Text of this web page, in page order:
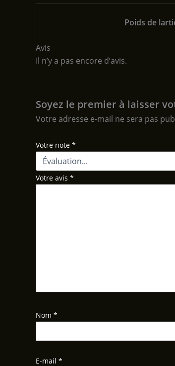
Poids de
Avis
Il n’y a pas encore d’avis.
Soyez le premier à laisser
Votre adresse e-mail ne sera pas
Votre note *
Votre avis *
Nom *
E-mail *